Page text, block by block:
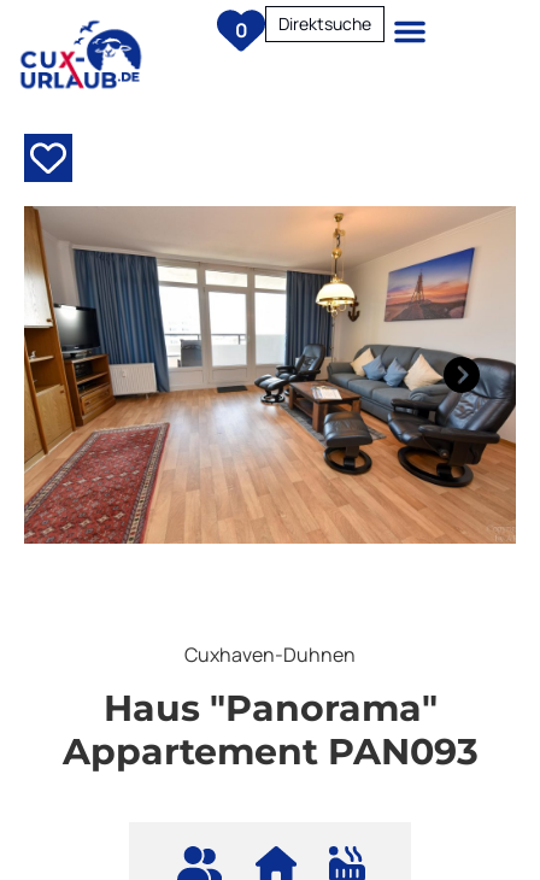
0 Direktsuche
Next
Cuxhaven-Duhnen
Haus "Panorama"
Appartement PAN093